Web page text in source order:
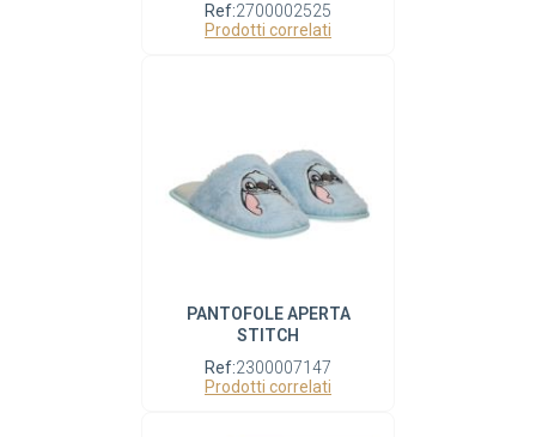
Ref:2700002525
Prodotti correlati
PANTOFOLE APERTA
STITCH
Ref:2300007147
Prodotti correlati